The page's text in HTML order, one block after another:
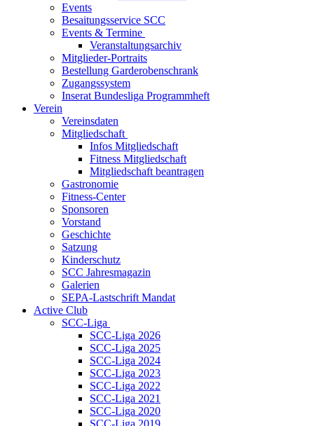
Events
Besaitungsservice SCC
Events & Termine
Veranstaltungsarchiv
Mitglieder-Portraits
Bestellung Garderobenschrank
Zugangssystem
Inserat Bundesliga Programmheft
Verein
Vereinsdaten
Mitgliedschaft
Infos Mitgliedschaft
Fitness Mitgliedschaft
Mitgliedschaft beantragen
Gastronomie
Fitness-Center
Sponsoren
Vorstand
Geschichte
Satzung
Kinderschutz
SCC Jahresmagazin
Galerien
SEPA-Lastschrift Mandat
Active Club
SCC-Liga
SCC-Liga 2026
SCC-Liga 2025
SCC-Liga 2024
SCC-Liga 2023
SCC-Liga 2022
SCC-Liga 2021
SCC-Liga 2020
SCC-Liga 2019